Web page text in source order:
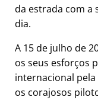
da estrada com a
dia.
A 15 de julho de
os seus esforços
internacional
os corajosos